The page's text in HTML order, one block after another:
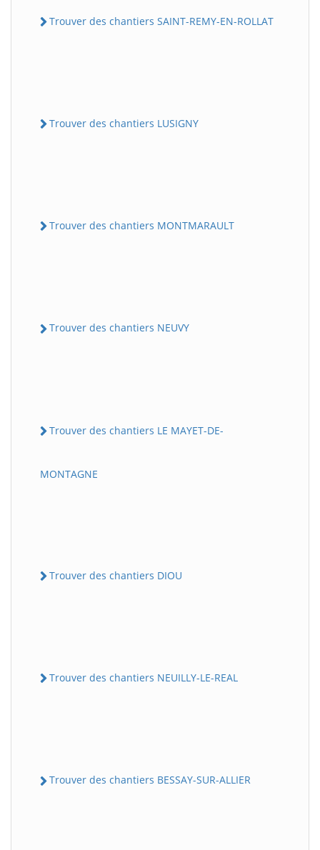
Trouver des chantiers SAINT-REMY-EN-ROLLAT
Trouver des chantiers LUSIGNY
Trouver des chantiers MONTMARAULT
Trouver des chantiers NEUVY
Trouver des chantiers LE MAYET-DE-
MONTAGNE
Trouver des chantiers DIOU
Trouver des chantiers NEUILLY-LE-REAL
Trouver des chantiers BESSAY-SUR-ALLIER